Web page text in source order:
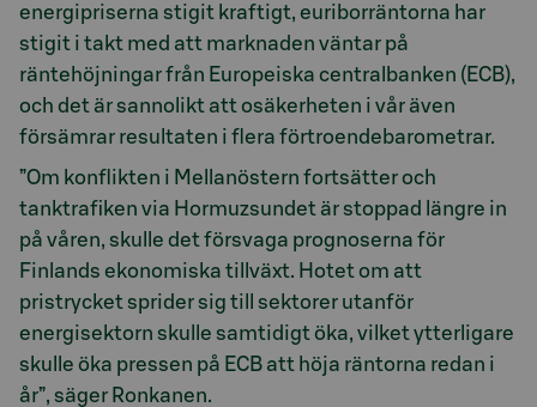
energipriserna stigit kraftigt, euriborräntorna har
stigit i takt med att marknaden väntar på
räntehöjningar från Europeiska centralbanken (ECB),
och det är sannolikt att osäkerheten i vår även
försämrar resultaten i flera förtroendebarometrar.
”Om konflikten i Mellanöstern fortsätter och
tanktrafiken via Hormuzsundet är stoppad längre in
på våren, skulle det försvaga prognoserna för
Finlands ekonomiska tillväxt. Hotet om att
pristrycket sprider sig till sektorer utanför
energisektorn skulle samtidigt öka, vilket ytterligare
skulle öka pressen på ECB att höja räntorna redan i
år”, säger Ronkanen.